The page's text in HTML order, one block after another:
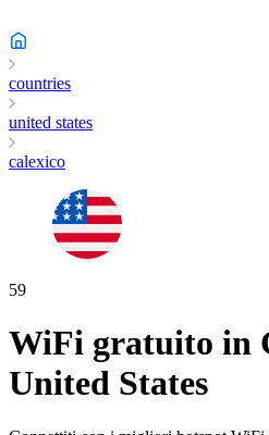
countries
united states
calexico
59
WiFi gratuito in
United States